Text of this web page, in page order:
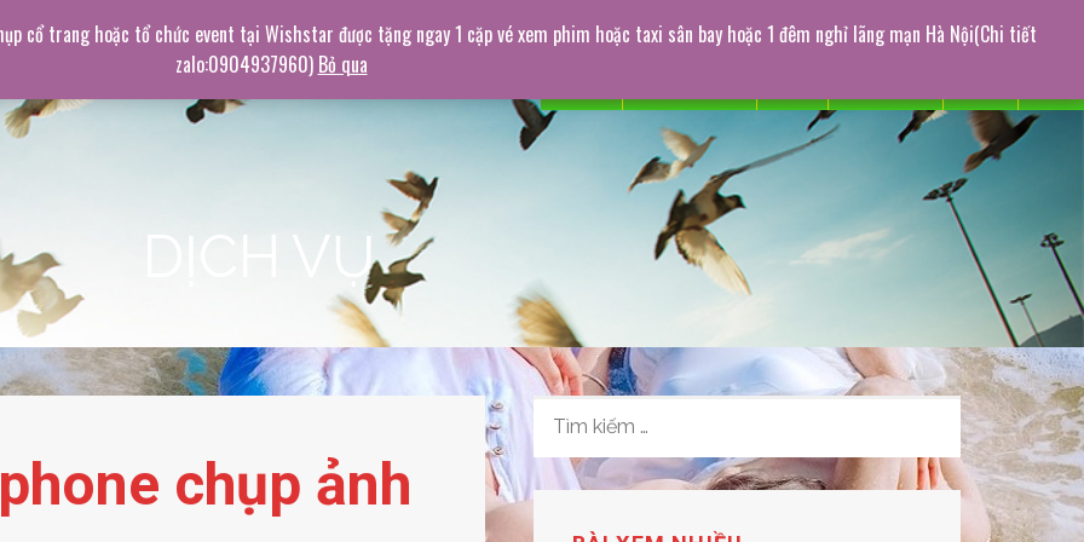
DỊCH VỤ
chụp ảnh
KIẾM
CHO:
cổ trang hoặc tổ chức event tại Wishstar được tặng ngay 1 cặp vé xem phim hoặc taxi sân bay hoặc 1 đêm nghỉ lãng mạn Hà Nội(Chi tiết
zalo:0904937960) Bỏ qua